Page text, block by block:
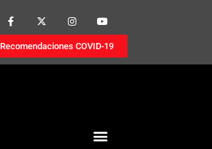
Recomendaciones COVID-19